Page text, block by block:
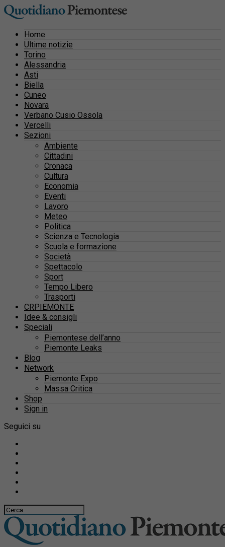
Home
Ultime notizie
Torino
Alessandria
Asti
Biella
Cuneo
Novara
Verbano Cusio Ossola
Vercelli
Sezioni
Ambiente
Cittadini
Cronaca
Cultura
Economia
Eventi
Lavoro
Meteo
Politica
Scienza e Tecnologia
Scuola e formazione
Società
Spettacolo
Sport
Tempo Libero
Trasporti
CRPIEMONTE
Idee & consigli
Speciali
Piemontese dell’anno
Piemonte Leaks
Blog
Network
Piemonte Expo
Massa Critica
Shop
Sign in
Seguici su